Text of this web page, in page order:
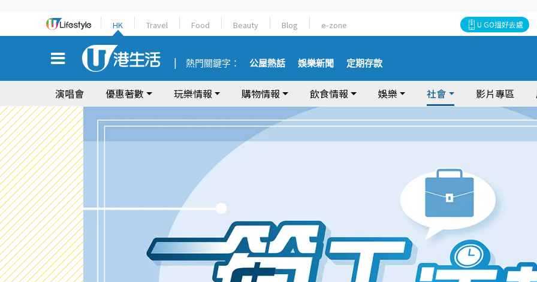
HK Travel Food Beauty Blog e-zone U GO搵好去處
熱門關鍵字： 公屋熱話 娛樂新聞 定期存款
演唱會 優惠著數 玩樂情報 購物情報 飲食情報 娛樂 社會 影片專區